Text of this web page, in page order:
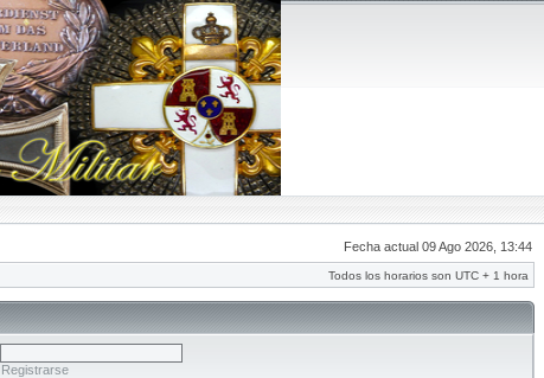
Fecha actual 09 Ago 2026, 13:44
Todos los horarios son UTC + 1 hora
Registrarse